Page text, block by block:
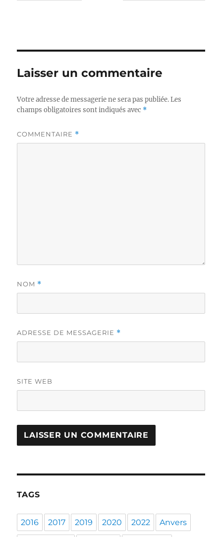
Laisser un commentaire
Votre adresse de messagerie ne sera pas publiée. Les
champs obligatoires sont indiqués avec *
COMMENTAIRE *
NOM *
ADRESSE DE MESSAGERIE *
SITE WEB
TAGS
2016 2017 2019 2020 2022 Anvers